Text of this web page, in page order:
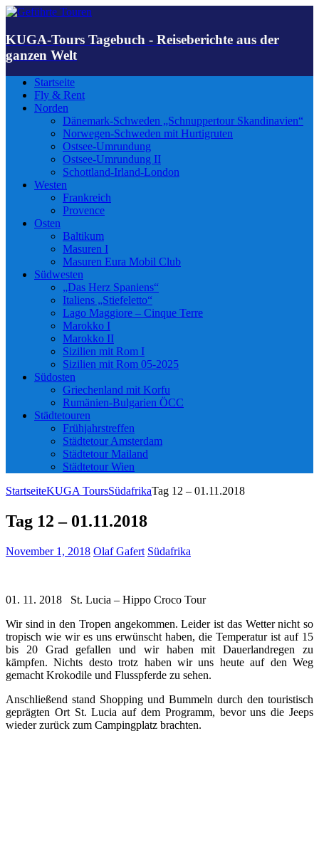
KUGA-Tours Tagebuch - Reiseberichte aus der
ganzen Welt
Startseite
Fly & Rent
Norden
Dänemark-Schweden „Schnuppertour Skandinavien“
Norwegen-Schweden mit Hurtigruten
Ostsee-Umrundung
Ostsee-Umrundung II
Schottland-Irland-London
Westen
Frankreich
Provence
Osten
Baltikum
Masuren I
Masuren Eura Mobil Club
Südwesten
„Das Herz Spaniens“
Italiens „Stiefeletto“
Lago Maggiore – Cinque Terre
Marokko I
Marokko II
Sizilien mit Rom I
Sizilien mit Rom 05-2025
Südosten
Griechenland mit Korfu
Rumänien-Bulgarien ÖCC
Städtetouren
Frühjahrstreffen
Städtetour Amsterdam
Städtetour Mailand
Städtetour Wien
StartseiteKUGA ToursSüdafrikaTag 12 – 01.11.2018
Tag 12 – 01.11.2018
November 1, 2018 Olaf Gafert Südafrika
01. 11. 2018 St. Lucia – Hippo Croco Tour
Wir sind in den Tropen angekommen. Leider ist das Wetter nicht so
tropisch wie wir es uns erwünscht haben, die Temperatur ist auf 15
bis 20 Grad gefallen und wir haben mit Dauerlandregen zu
kämpfen. Nichts desto trotz haben wir uns heute auf den Weg
gemacht Krokodile und Flusspferde zu sehen.
Anschließend stand Shopping und Bummeln durch den touristisch
geprägten Ort St. Lucia auf dem Programm, bevor uns die Jeeps
wieder zurück zum Campingplatz brachten.